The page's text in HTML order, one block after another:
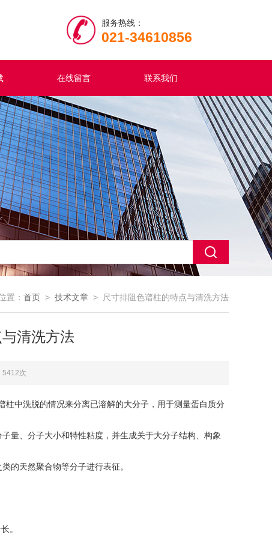
服务热线：
021-34610856
在线留言 联系我们
置： 首页 > 技术文章 > 尺寸排阻色谱柱的特点与清洗方法
与清洗方法
5412次
中洗脱的情况来分离已溶解的大分子，用于测量蛋白质分
量、分子大小和特性粘度，并生成关于大分子结构、构象
的天然聚合物等分子进行表征。
。